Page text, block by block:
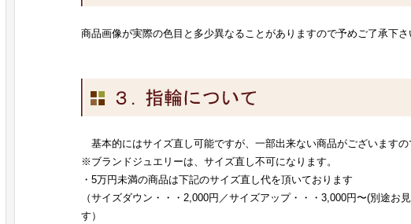
商品画像が実際の色目と多少異なることがありますので予めご了承下さ
基本的にはサイズ直し可能ですが、一部出来ない商品がございます
※ブランドジュエリーは、サイズ直し不可になります。
・5万円未満の商品は下記のサイズ直し代を頂いております
（サイズダウン・・・2,000円／サイズアップ・・・3,000円〜(別途お
す）